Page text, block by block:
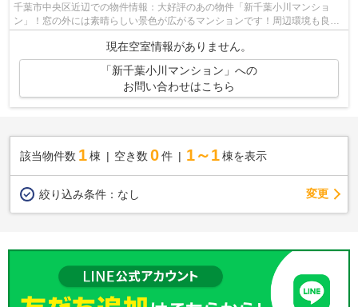
千葉市中央区近辺での物件情報：大好評のあの物件「新千葉小川マンショ
ン」！窓の外には素晴らしい景色が広がるマンションです！周辺環境も良好
で、物件から徒歩2分には駅も立地してい...
現在空室情報がありません。
「新千葉小川マンション」への
お問い合わせはこちら
該当物件数 1棟 空き数 0 件 1～1 棟を表示
絞り込み条件： なし 変更